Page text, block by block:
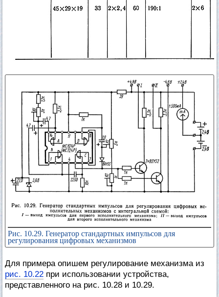
Рис. 10.29. Генератор стандартных импульсов для
регулирования цифровых механизмов
Для примера опишем регулирование механизма из
рис. 10.22 при использовании устройства,
представленного на рис. 10.28 и 10.29.